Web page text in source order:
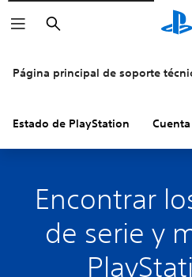
Buscar
Página principal de soporte
Estado de PlayStation
Encontrar
de serie y